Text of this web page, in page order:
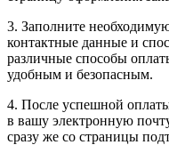
3. Заполните
контактные данные и
различные способы
удобным и безопасным.
4. После успешной
в вашу электронную
сразу же со страницы